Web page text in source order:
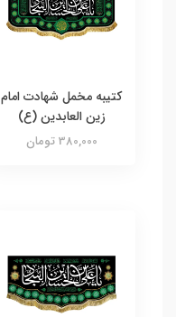
کتیبه مخمل شهادت امام
زین العابدین (ع)
380,000 تومان